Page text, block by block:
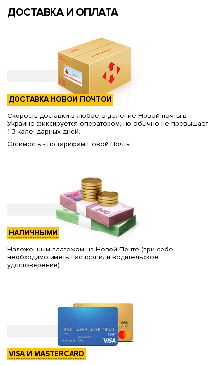
ДОСТАВКА И ОПЛАТА
ДОСТАВКА НОВОЙ ПОЧТОЙ
Скорость доставки в любое отделение Новой почты в
Украине фиксируется оператором, но обычно не превышает
1-3 календарных дней.
Стоимость - по тарифам Новой Почты.
НАЛИЧНЫМИ
Наложенным платежом на Новой Почте (при себе
необходимо иметь паспорт или водительское
удостоверение)
VISA И MASTERCARD